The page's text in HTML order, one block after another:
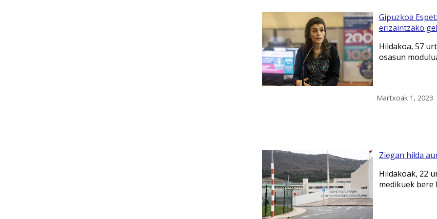
Gipuzkoa
erizaintzako
Hildakoa, 57
osasun
Martxoak 1, 2023
Ziegan hilda
Hildakoak, 22
medikuek